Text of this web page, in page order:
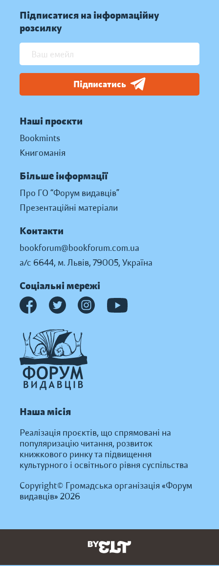
Підписатися на інформаційну
розсилку
Підписатись
Наші проєкти
Bookmints
Книгоманія
Більше інформації
Про ГО “Форум видавців”
Презентаційні матеріали
Контакти
bookforum@bookforum.com.ua
а/с 6644, м. Львів, 79005, Україна
Соціальні мережі
Наша місія
Реалізація проєктів, що спрямовані на
популяризацію читання, розвиток
книжкового ринку та підвищення
культурного і освітнього рівня суспільства
Copyright© Громадська організація «Форум
видавців» 2026